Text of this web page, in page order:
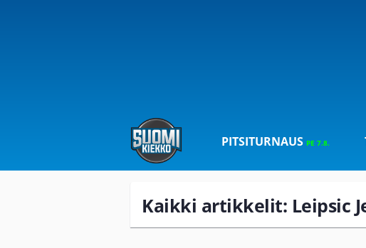
PITSITURNAUS PE 7.8.
Kaikki artikkelit: Leipsic